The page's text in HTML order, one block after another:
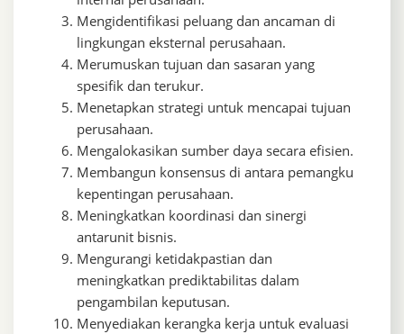
Mengidentifikasi peluang dan ancaman di
lingkungan eksternal perusahaan.
Merumuskan tujuan dan sasaran yang
spesifik dan terukur.
Menetapkan strategi untuk mencapai tujuan
perusahaan.
Mengalokasikan sumber daya secara efisien.
Membangun konsensus di antara pemangku
kepentingan perusahaan.
Meningkatkan koordinasi dan sinergi
antarunit bisnis.
Mengurangi ketidakpastian dan
meningkatkan prediktabilitas dalam
pengambilan keputusan.
Menyediakan kerangka kerja untuk evaluasi